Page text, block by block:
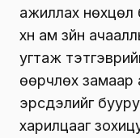
ажиллах нөхцөл
хүн ам зүйн
угтаж
өөрчлөх замаар
эрсдэлийг
харилцааг